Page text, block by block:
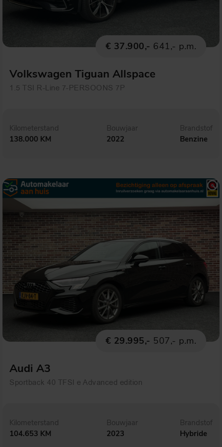
€ 37.900,- 641,- p.m.
Volkswagen Tiguan Allspace
1.5 TSI R-Line 7-PERSOONS 7P
Kilometerstand
138.000 KM
Bouwjaar
2022
Brandstof
Benzine
€ 29.995,- 507,- p.m.
Audi A3
Sportback 40 TFSI e Advanced edition
Kilometerstand
104.653 KM
Bouwjaar
2023
Brandstof
Hybride